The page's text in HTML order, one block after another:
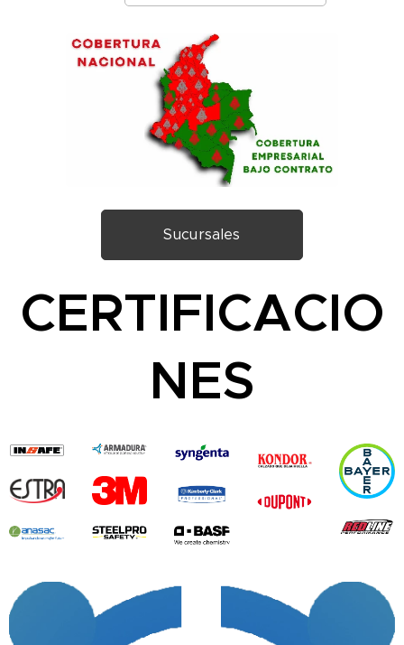
Sucursales
CERTIFICACIO
NES